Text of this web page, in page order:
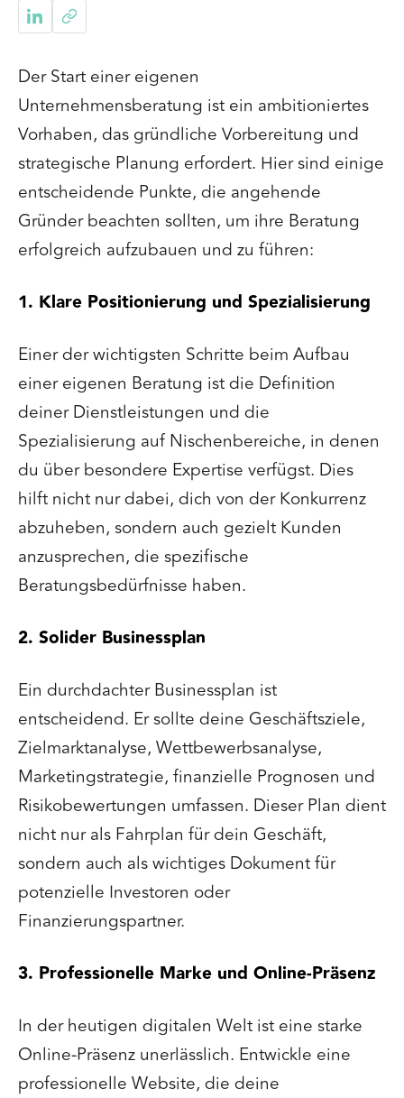
Der Start einer eigenen
Unternehmensberatung ist ein ambitioniertes
Vorhaben, das gründliche Vorbereitung und
strategische Planung erfordert. Hier sind einige
entscheidende Punkte, die angehende
Gründer beachten sollten, um ihre Beratung
erfolgreich aufzubauen und zu führen:
1. Klare Positionierung und Spezialisierung
Einer der wichtigsten Schritte beim Aufbau
einer eigenen Beratung ist die Definition
deiner Dienstleistungen und die
Spezialisierung auf Nischenbereiche, in denen
du über besondere Expertise verfügst. Dies
hilft nicht nur dabei, dich von der Konkurrenz
abzuheben, sondern auch gezielt Kunden
anzusprechen, die spezifische
Beratungsbedürfnisse haben.
2. Solider Businessplan
Ein durchdachter Businessplan ist
entscheidend. Er sollte deine Geschäftsziele,
Zielmarktanalyse, Wettbewerbsanalyse,
Marketingstrategie, finanzielle Prognosen und
Risikobewertungen umfassen. Dieser Plan dient
nicht nur als Fahrplan für dein Geschäft,
sondern auch als wichtiges Dokument für
potenzielle Investoren oder
Finanzierungspartner.
3. Professionelle Marke und Online-Präsenz
In der heutigen digitalen Welt ist eine starke
Online-Präsenz unerlässlich. Entwickle eine
professionelle Website, die deine